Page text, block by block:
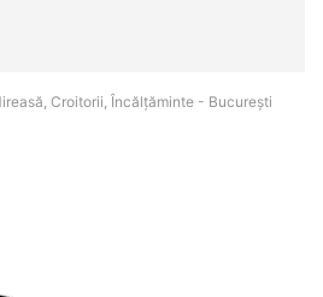
Croitorii, Încălțăminte - Bucureşti